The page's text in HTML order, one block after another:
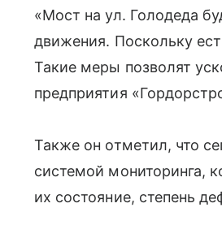
«Мост на ул. Голодеда
движения. Поскольку
Такие меры позволят
предприятия
Также он отметил, что
системой мониторинга,
их состояние, степень